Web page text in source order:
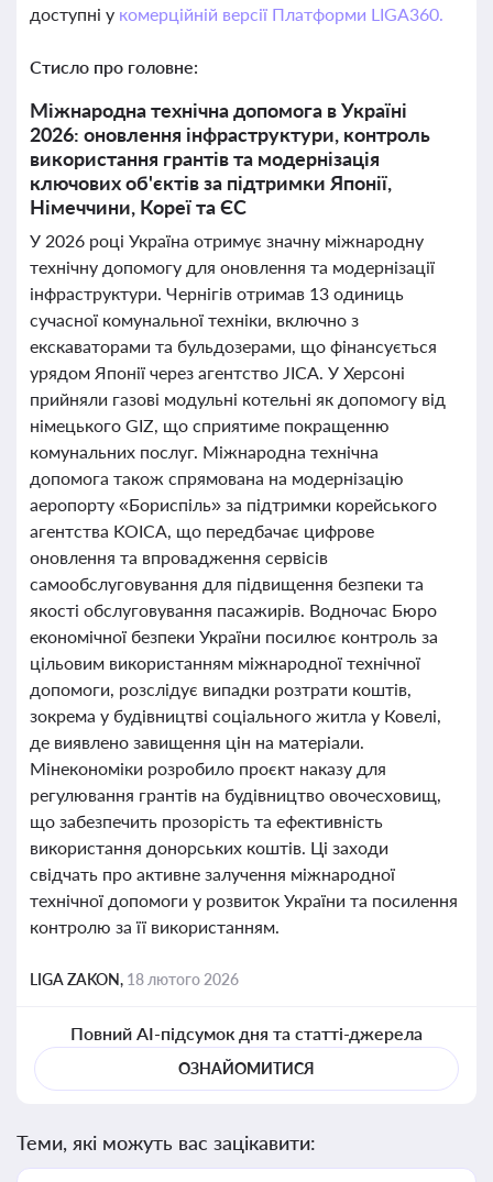
доступні у комерційній версії Платформи LIGA360.
Стисло про головне:
Міжнародна технічна допомога в Україні
2026: оновлення інфраструктури, контроль
використання грантів та модернізація
ключових об'єктів за підтримки Японії,
Німеччини, Кореї та ЄС
У 2026 році Україна отримує значну міжнародну
технічну допомогу для оновлення та модернізації
інфраструктури. Чернігів отримав 13 одиниць
сучасної комунальної техніки, включно з
екскаваторами та бульдозерами, що фінансується
урядом Японії через агентство JICA. У Херсоні
прийняли газові модульні котельні як допомогу від
німецького GIZ, що сприятиме покращенню
комунальних послуг. Міжнародна технічна
допомога також спрямована на модернізацію
аеропорту «Бориспіль» за підтримки корейського
агентства KOICA, що передбачає цифрове
оновлення та впровадження сервісів
самообслуговування для підвищення безпеки та
якості обслуговування пасажирів. Водночас Бюро
економічної безпеки України посилює контроль за
цільовим використанням міжнародної технічної
допомоги, розслідує випадки розтрати коштів,
зокрема у будівництві соціального житла у Ковелі,
де виявлено завищення цін на матеріали.
Мінекономіки розробило проєкт наказу для
регулювання грантів на будівництво овочесховищ,
що забезпечить прозорість та ефективність
використання донорських коштів. Ці заходи
свідчать про активне залучення міжнародної
технічної допомоги у розвиток України та посилення
контролю за її використанням.
LIGA ZAKON, 18 лютого 2026
Повний AI-підсумок дня та статті-джерела
ОЗНАЙОМИТИСЯ
Теми, які можуть вас зацікавити: